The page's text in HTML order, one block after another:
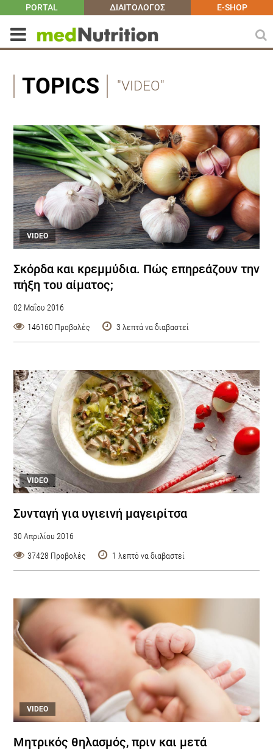
PORTAL ΔΙΑΙΤΟΛΟΓΟΣ E-SHOP
TOPICS "VIDEO"
VIDEO
Σκόρδα και κρεμμύδια. Πώς επηρεάζουν την
πήξη του αίματος;
02 Μαΐου 2016
146160 Προβολές
3 λεπτά να διαβαστεί
VIDEO
Συνταγή για υγιεινή μαγειρίτσα
30 Απριλίου 2016
37428 Προβολές
1 λεπτό να διαβαστεί
VIDEO
Μητρικός θηλασμός, πριν και μετά